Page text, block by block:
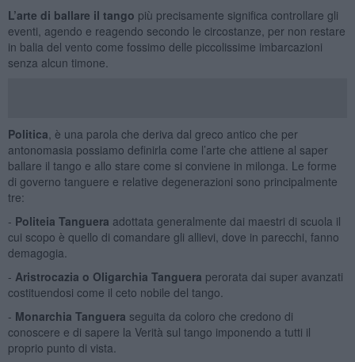
L’arte di ballare il tango più precisamente significa controllare gli
eventi, agendo e reagendo secondo le circostanze, per non restare
in balia del vento come fossimo delle piccolissime imbarcazioni
senza alcun timone.
Politica , è una parola che deriva dal greco antico che per
antonomasia possiamo definirla come l’arte che attiene al saper
ballare il tango e allo stare come si conviene in milonga. Le forme
di governo tanguere e relative degenerazioni sono principalmente
tre:
- Politeia Tanguera adottata generalmente dai maestri di scuola il
cui scopo è quello di comandare gli allievi, dove in parecchi, fanno
demagogia.
- Aristrocazia o Oligarchia Tanguera perorata dai super avanzati
costituendosi come il ceto nobile del tango.
- Monarchia Tanguera seguita da coloro che credono di
conoscere e di sapere la Verità sul tango imponendo a tutti il
proprio punto di vista.